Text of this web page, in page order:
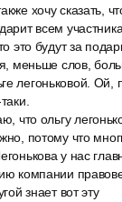
хочу сказать,
всем
это будут за
меньше слов,
легоньковой. Ой,
что ольгу
потому что
у нас
компании
знает вот эту